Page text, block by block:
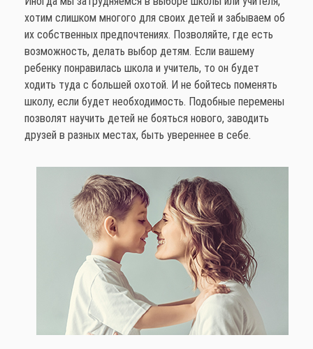
хотим слишком многого для своих детей и забываем об
их собственных предпочтениях. Позволяйте, где есть
возможность, делать выбор детям. Если вашему
ребенку понравилась школа и учитель, то он будет
ходить туда с большей охотой. И не бойтесь поменять
школу, если будет необходимость. Подобные перемены
позволят научить детей не бояться нового, заводить
друзей в разных местах, быть увереннее в себе.